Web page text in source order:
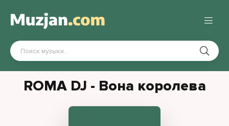
ROMA DJ - Вона королева